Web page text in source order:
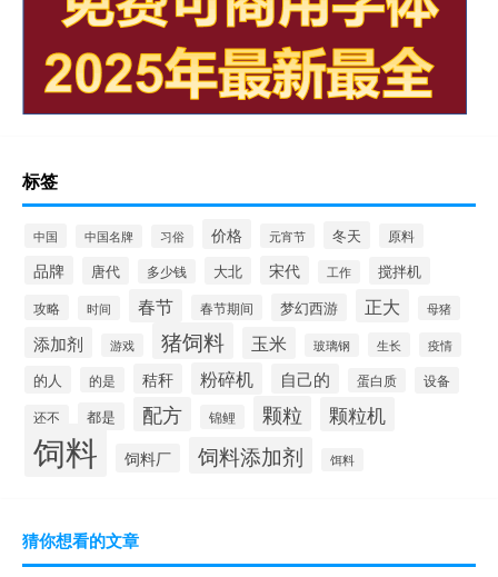
标签
中国 中国名牌 习俗 价格 元宵节 冬天 原料
品牌 唐代 多少钱 大北 宋代 工作 搅拌机
攻略 时间 春节 春节期间 梦幻西游 正大 母猪
添加剂 游戏 猪饲料 玉米 玻璃钢 生长 疫情
的人 的是 秸秆 粉碎机 自己的 蛋白质 设备
还不 都是 配方 锦鲤 颗粒 颗粒机
饲料 饲料厂 饲料添加剂 饵料
猜你想看的文章